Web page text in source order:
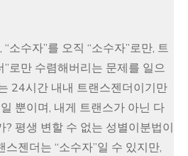
소수자”를 오직 “소수자”로만, 트
”로만 수렴해버리는 문제를 일으
24시간 내내 트랜스젠더이기만
뿐이며, 내게 트랜스가 아닌 다
? 평생 변할 수 없는 성별이분법이
젠더는 “소수자”일 수 있지만,